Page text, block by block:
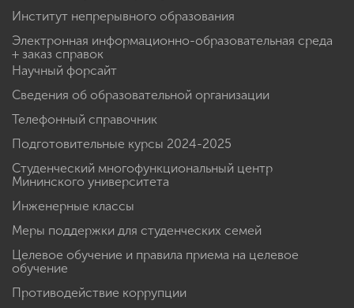
Институт непрерывного образования
Электронная информационно-образовательная среда
+ заказ справок
Научный форсайт
Сведения об образовательной организации
Телефонный справочник
Подготовительные курсы 2024-2025
Студенческий многофункциональный центр
Мининского университета
Инженерные классы
Меры поддержки для студенческих семей
Целевое обучение и правила приема на целевое
обучение
Противодействие коррупции